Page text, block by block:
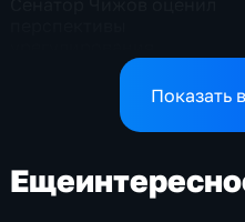
конфликтов на Ближнем
Востоке и диалог сПоказать
Еще